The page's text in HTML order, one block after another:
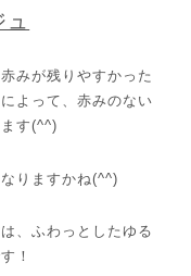
みが残りやすかった
よって、赤みのない
す(^^)
りますかね(^^)
、ふわっとしたゆる
！